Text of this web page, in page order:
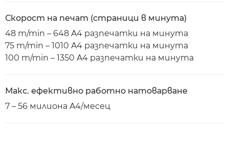
Скорост на печат (страници в минута)
48 m/min – 648 A4 разпечатки на минута
75 m/min – 1010 A4 разпечатки на минута
100 m/min – 1350 A4 разпечатки на минута
Макс. ефективно работно натоварване
7 – 56 милиона A4/месец